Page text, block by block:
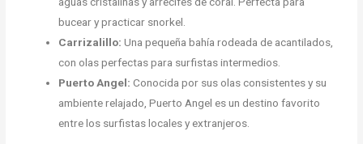
bucear y practicar snorkel.
Carrizalillo: Una pequeña bahía rodeada de acantilados,
con olas perfectas para surfistas intermedios.
Puerto Angel: Conocida por sus olas consistentes y su
ambiente relajado, Puerto Angel es un destino favorito
entre los surfistas locales y extranjeros.